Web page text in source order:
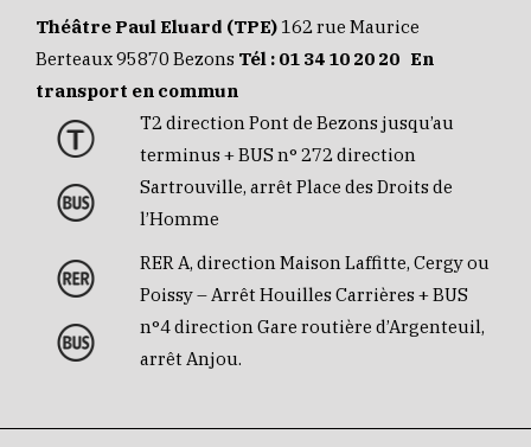
Théâtre Paul Eluard (TPE) 162 rue Maurice
Berteaux 95870 Bezons Tél : 01 34 10 20 20 En
transport en commun
T2 direction Pont de Bezons jusqu’au
terminus + BUS n° 272 direction
Sartrouville, arrêt Place des Droits de
l’Homme
RER A, direction Maison Laffitte, Cergy ou
Poissy – Arrêt Houilles Carrières + BUS
n°4 direction Gare routière d’Argenteuil,
arrêt Anjou.